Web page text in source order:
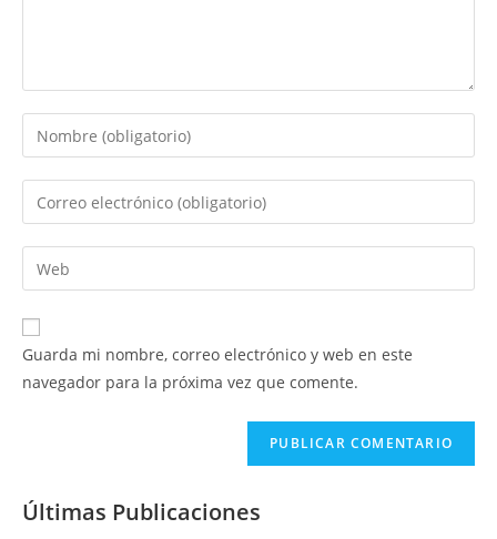
Introduce
tu
nombre
de
usuario
para
comentar
Introduce
tu
dirección
de
electrónico
para
comentar
Introduce
la
URL
de
Guarda mi nombre, correo electrónico y web en este
navegador para la próxima vez que comente.
Últimas Publicaciones